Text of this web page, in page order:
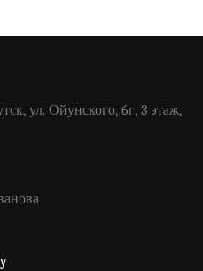
ул. Ойунского, 6г, 3 этаж,